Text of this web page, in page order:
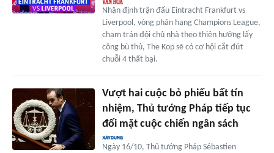
Nhận định trận đấu Eintracht Frankfurt vs
Liverpool, vòng phân hạng Champions League,
chạm trán đội chủ nhà theo thiên hướng lấy
công bù thủ, The Kop sẽ có cơ hội cắt đứt
chuỗi 4 thất bại.
Vượt hai cuộc bỏ phiếu bất tín
nhiệm, Thủ tướng Pháp tiếp tục
đối mặt cuộc chiến ngân sách
Ngày 16/10, Thủ tướng Pháp Sébastien